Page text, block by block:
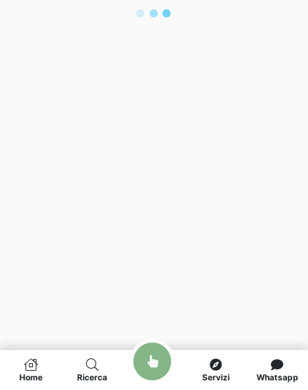
Home Ricerca Servizi Whatsapp